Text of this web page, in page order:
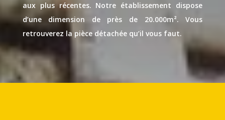
aux plus récentes. Notre établissement dispose
d’une dimension de près de 20.000m². Vous
retrouverez la pièce détachée qu’il vous faut.